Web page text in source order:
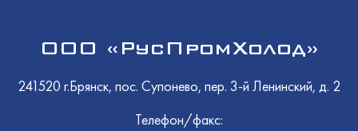
ООО «РусПромХолод»
241520 г.Брянск, пос. Супонево, пер. 3-й Ленинский, д. 2
Телефон/факс: